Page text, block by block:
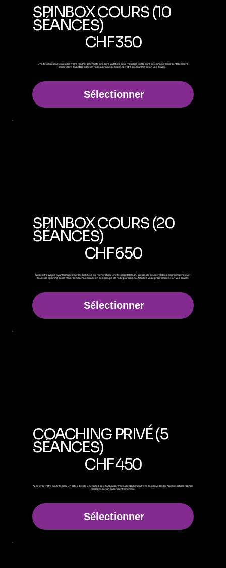
SPINBOX COURS (10
SÉANCES)
CHF350
Une flexibilité maximale pour votre routine. 10 crédits de cours valables pour n'importe quel cours de spinning ou de renforcement
musculaire en petit groupe de notre planning. Composez votre programme selon vos envies.
Sélectionner
SPINBOX COURS (20
SÉANCES)
CHF650
Notre offre la plus avantageuse pour les habitués qui recherchent une flexibilité totale. 20 crédits de cours valables pour n'importe quel
cours de spinning ou de renforcement musculaire en petit groupe de notre planning. Composez votre programme selon vos envies.
Sélectionner
COACHING PRIVÉ (5
SÉANCES)
CHF450
Accélérez votre progression. Un bloc ciblé de 5 séances de coaching privées, idéal pour maîtriser de nouvelles techniques d'haltérophilie
ou dépasser un palier d'entraînement.
Sélectionner